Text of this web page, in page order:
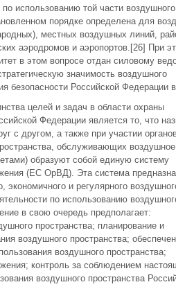
использованию той части воздушного
порядке определена для
местных воздушных линий,
аэродромов и аэропортов.[26] При
в этом вопросе отдан силовому
значимость воздушного
безопасности Российской Федерации
целей и задач в области охраны
Федерации является то, что
с другом, а также при участии
обслуживающих воздушное
образуют собой единую систему
(ЕС ОрВД). Эта система
экономичного и регулярного
по использованию
в свою очередь предполагает:
пространства; планирование и
воздушного пространства;
воздушного пространства;
контроль за соблюдением
воздушного пространства